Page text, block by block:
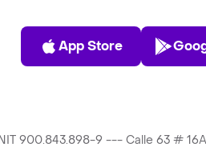
App Store
App Store
900.843.898-9 --- Calle 63 #